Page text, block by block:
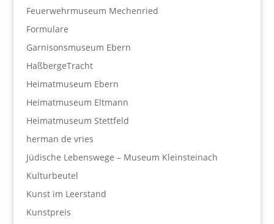
Feuerwehrmuseum Mechenried
Formulare
Garnisonsmuseum Ebern
HaßbergeTracht
Heimatmuseum Ebern
Heimatmuseum Eltmann
Heimatmuseum Stettfeld
herman de vries
Jüdische Lebenswege – Museum Kleinsteinach
Kulturbeutel
Kunst im Leerstand
Kunstpreis